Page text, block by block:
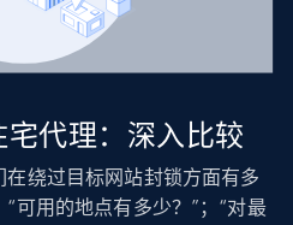
代理：深入比较
在绕过目标网站封锁方面有多
“可用的地点有多少？”；“对最